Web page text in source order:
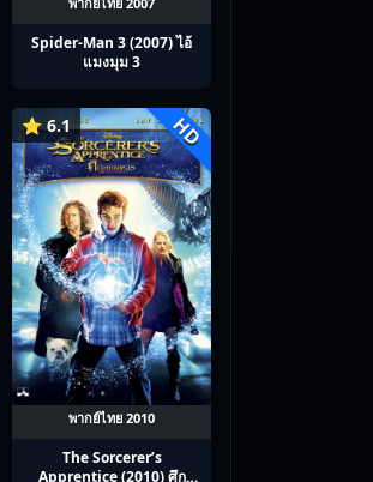
Spider-Man 3 (2007) ไอ้
แมงมุม 3
⭐ 6.1 HD
พากย์ไทย 2010
The Sorcerer’s
Apprentice (2010) ศึก